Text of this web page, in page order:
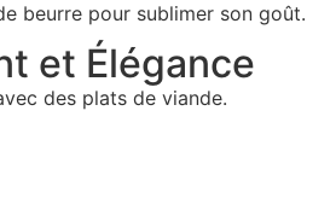
beurre pour sublimer son goût.
et Élégance
des plats de viande.